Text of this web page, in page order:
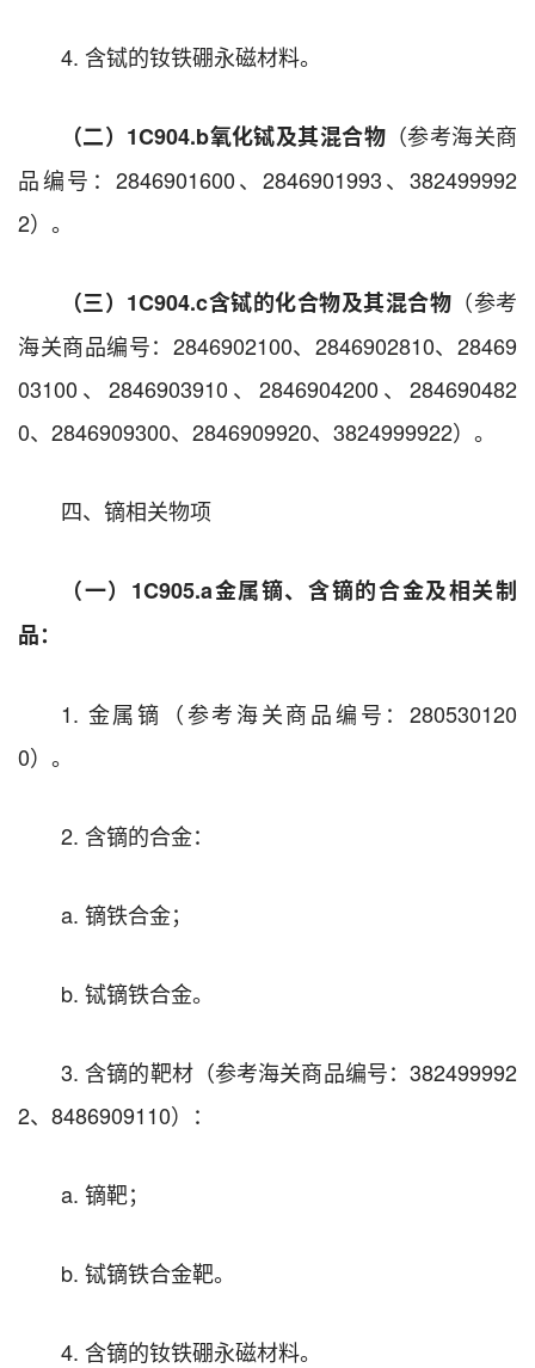
4. 含铽的钕铁硼永磁材料。
（二）1C904.b氧化铽及其混合物（参考海关商
品编号：2846901600、2846901993、382499992
2）。
（三）1C904.c含铽的化合物及其混合物 （参考
海关商品编号：2846902100、2846902810、28469
03100、2846903910、2846904200、284690482
0、2846909300、2846909920、3824999922）。
四、镝相关物项
（一）1C905.a金属镝、含镝的合金及相关制
品：
1. 金属镝（参考海关商品编号：280530120
0）。
2. 含镝的合金：
a. 镝铁合金；
b. 铽镝铁合金。
3. 含镝的靶材（参考海关商品编号：382499992
2、8486909110）：
a. 镝靶；
b. 铽镝铁合金靶。
4. 含镝的钕铁硼永磁材料。